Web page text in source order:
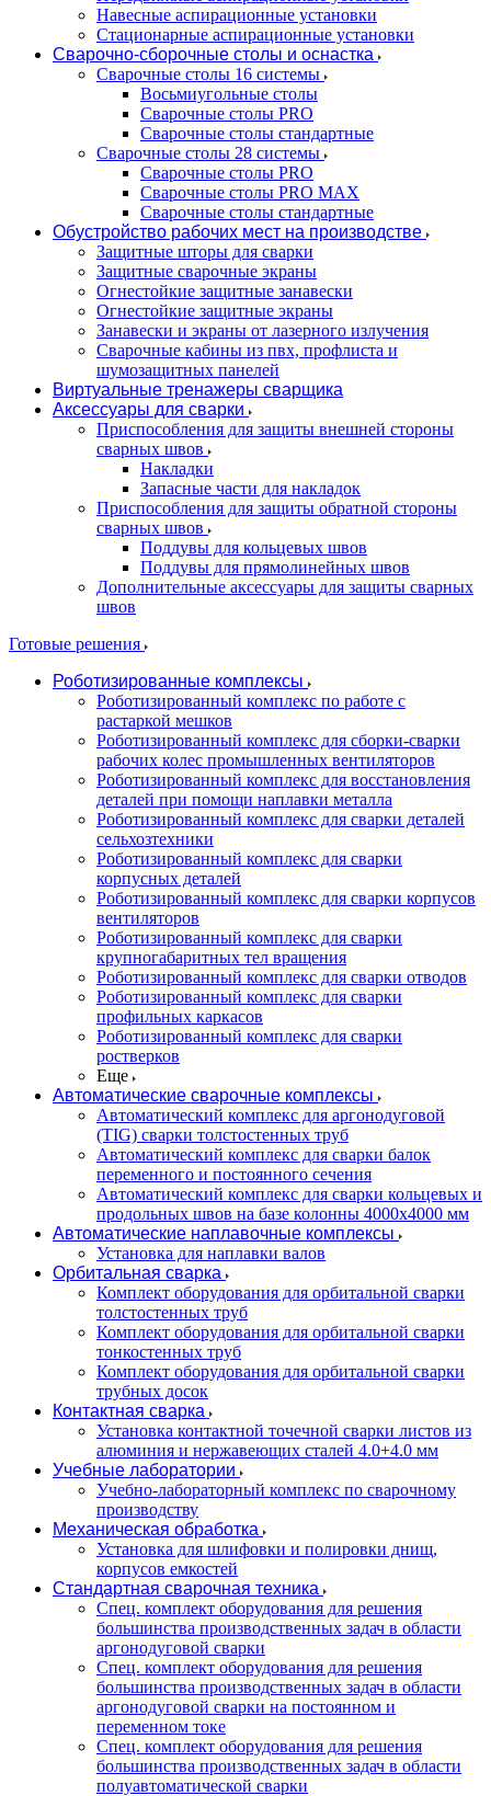
Навесные аспирационные установки
Стационарные аспирационные установки
Сварочно-сборочные столы и оснастка
Сварочные столы 16 системы
Восьмиугольные столы
Сварочные столы PRO
Сварочные столы стандартные
Сварочные столы 28 системы
Сварочные столы PRO
Сварочные столы PRO MAX
Сварочные столы стандартные
Обустройство рабочих мест на производстве
Защитные шторы для сварки
Защитные сварочные экраны
Огнестойкие защитные занавески
Огнестойкие защитные экраны
Занавески и экраны от лазерного излучения
Сварочные кабины из пвх, профлиста и
шумозащитных панелей
Виртуальные тренажеры сварщика
Аксессуары для сварки
Приспособления для защиты внешней стороны
сварных швов
Накладки
Запасные части для накладок
Приспособления для защиты обратной стороны
сварных швов
Поддувы для кольцевых швов
Поддувы для прямолинейных швов
Дополнительные аксессуары для защиты сварных
швов
Готовые решения
Роботизированные комплексы
Роботизированный комплекс по работе с
растаркой мешков
Роботизированный комплекс для сборки-сварки
рабочих колес промышленных вентиляторов
Роботизированный комплекс для восстановления
деталей при помощи наплавки металла
Роботизированный комплекс для сварки деталей
сельхозтехники
Роботизированный комплекс для сварки
корпусных деталей
Роботизированный комплекс для сварки корпусов
вентиляторов
Роботизированный комплекс для сварки
крупногабаритных тел вращения
Роботизированный комплекс для сварки отводов
Роботизированный комплекс для сварки
профильных каркасов
Роботизированный комплекс для сварки
ростверков
Еще
Автоматические сварочные комплексы
Автоматический комплекс для аргонодуговой
(TIG) сварки толстостенных труб
Автоматический комплекс для сварки балок
переменного и постоянного сечения
Автоматический комплекс для сварки кольцевых и
продольных швов на базе колонны 4000x4000 мм
Автоматические наплавочные комплексы
Установка для наплавки валов
Орбитальная сварка
Комплект оборудования для орбитальной сварки
толстостенных труб
Комплект оборудования для орбитальной сварки
тонкостенных труб
Комплект оборудования для орбитальной сварки
трубных досок
Контактная сварка
Установка контактной точечной сварки листов из
алюминия и нержавеющих сталей 4.0+4.0 мм
Учебные лаборатории
Учебно-лабораторный комплекс по сварочному
производству
Механическая обработка
Установка для шлифовки и полировки днищ,
корпусов емкостей
Стандартная сварочная техника
Спец. комплект оборудования для решения
большинства производственных задач в области
аргонодуговой сварки
Спец. комплект оборудования для решения
большинства производственных задач в области
аргонодуговой сварки на постоянном и
переменном токе
Спец. комплект оборудования для решения
большинства производственных задач в области
полуавтоматической сварки